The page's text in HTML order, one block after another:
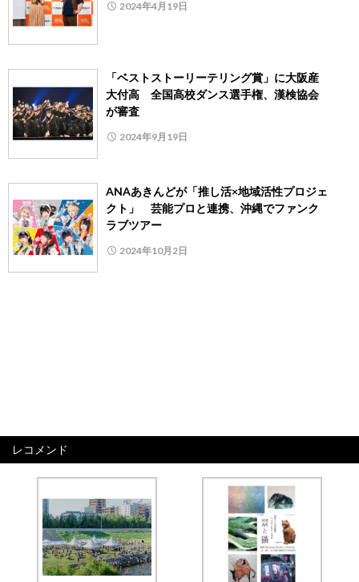
2024年4月19日
「ベストストーリーテリング賞」に大阪産
大付高 全国高校ダンス選手権、漢検協会
が審査
2024年9月19日
ANAあきんどが「推し活×地域活性プロジェ
クト」 芸能プロと連携、沖縄でファンク
ラブツアー
2024年10月2日
レコメンド